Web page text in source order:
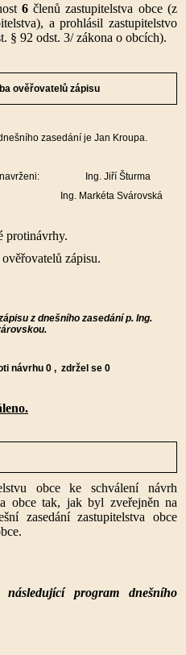
6členů zastupitelstva obce (z
a prohlásil zastupitelstvo
§ 92 odst. 3/ zákona o obcích).
ověřovatelů zápisu
zasedání je Jan Kroupa.
navrženi: Ing. Jiří Šturma
Svárovská
protinávrhy.
zápisu.
z dnešního zasedání p. Ing.
.
návrhu 0 , zdržel se 0
obce ke schválení návrh
obce tak, jak byl zveřejněn na
zasedání zastupitelstva obce
následující program dnešního